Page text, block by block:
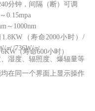
分钟，间隔（断）可调
0.15mpa
～1000nm
1.8KW（寿命2000小时）/
（寿命600小时）
㎡/736W/㎡
湿度、辐照度、爆辐量等
在同一个界面上显示操作